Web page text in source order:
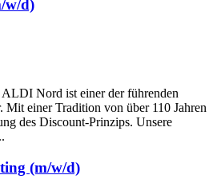
w/d)
Nord ist einer der führenden
Mit einer Tradition von über 110 Jahren
des Discount-Prinzips. Unsere
(m/w/d)